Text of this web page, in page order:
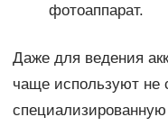
фотоаппарат.
Даже для ведения
чаще используют